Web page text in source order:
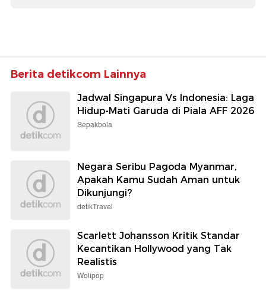
Berita detikcom Lainnya
Jadwal Singapura Vs Indonesia: Laga
Hidup-Mati Garuda di Piala AFF 2026
Sepakbola
Negara Seribu Pagoda Myanmar,
Apakah Kamu Sudah Aman untuk
Dikunjungi?
detikTravel
Scarlett Johansson Kritik Standar
Kecantikan Hollywood yang Tak
Realistis
Wolipop